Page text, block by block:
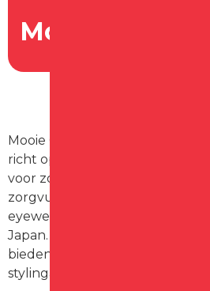
Mooie Ogen
Mooie Ogen is een boetiek-
richt op unieke en bijzondere
voor zowel dames als heren. Ze
zorgvuldig geselecteerde
eyewear merken uit Nederland,
Japan. Naast de verkoop van
bieden ze ook brillenglazen en
stylingadvies aan.